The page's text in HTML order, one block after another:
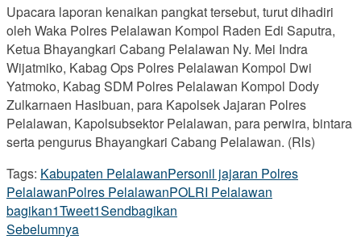
Upacara laporan kenaikan pangkat tersebut, turut dihadiri
oleh Waka Polres Pelalawan Kompol Raden Edi Saputra,
Ketua Bhayangkari Cabang Pelalawan Ny. Mei Indra
Wijatmiko, Kabag Ops Polres Pelalawan Kompol Dwi
Yatmoko, Kabag SDM Polres Pelalawan Kompol Dody
Zulkarnaen Hasibuan, para Kapolsek Jajaran Polres
Pelalawan, Kapolsubsektor Pelalawan, para perwira, bintara
serta pengurus Bhayangkari Cabang Pelalawan. (Rls)
Tags: Kabupaten PelalawanPersonil jajaran Polres
PelalawanPolres PelalawanPOLRI Pelalawan
bagikan1Tweet1Sendbagikan
Sebelumnya